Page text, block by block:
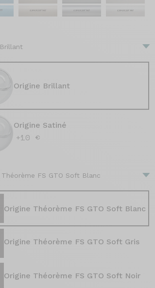
Brillant
Origine Brillant
Origine Satiné
+10 €
Théorème FS GTO Soft Blanc
Origine Théorème FS GTO Soft Blanc
Origine Théorème FS GTO Soft Gris
Origine Théorème FS GTO Soft Noir